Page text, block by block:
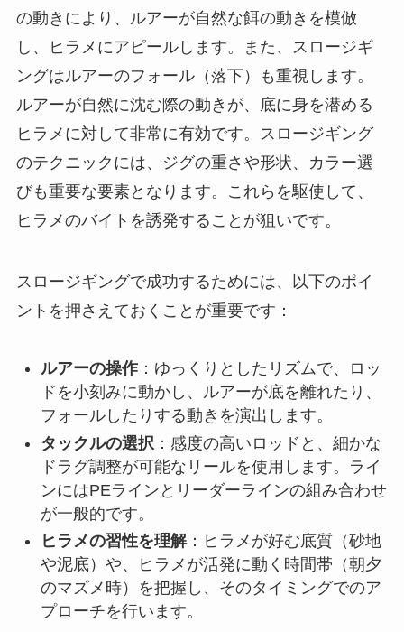
の動きにより、ルアーが自然な餌の動きを模倣
し、ヒラメにアピールします。また、スロージギ
ングはルアーのフォール（落下）も重視します。
ルアーが自然に沈む際の動きが、底に身を潜める
ヒラメに対して非常に有効です。スロージギング
のテクニックには、ジグの重さや形状、カラー選
びも重要な要素となります。これらを駆使して、
ヒラメのバイトを誘発することが狙いです。
スロージギングで成功するためには、以下のポイ
ントを押さえておくことが重要です：
ルアーの操作：ゆっくりとしたリズムで、ロッ
ドを小刻みに動かし、ルアーが底を離れたり、
フォールしたりする動きを演出します。
タックルの選択 ：感度の高いロッドと、細かな
ドラグ調整が可能なリールを使用します。ライ
ンにはPEラインとリーダーラインの組み合わせ
が一般的です。
ヒラメの習性を理解：ヒラメが好む底質（砂地
や泥底）や、ヒラメが活発に動く時間帯（朝夕
のマズメ時）を把握し、そのタイミングでのア
プローチを行います。